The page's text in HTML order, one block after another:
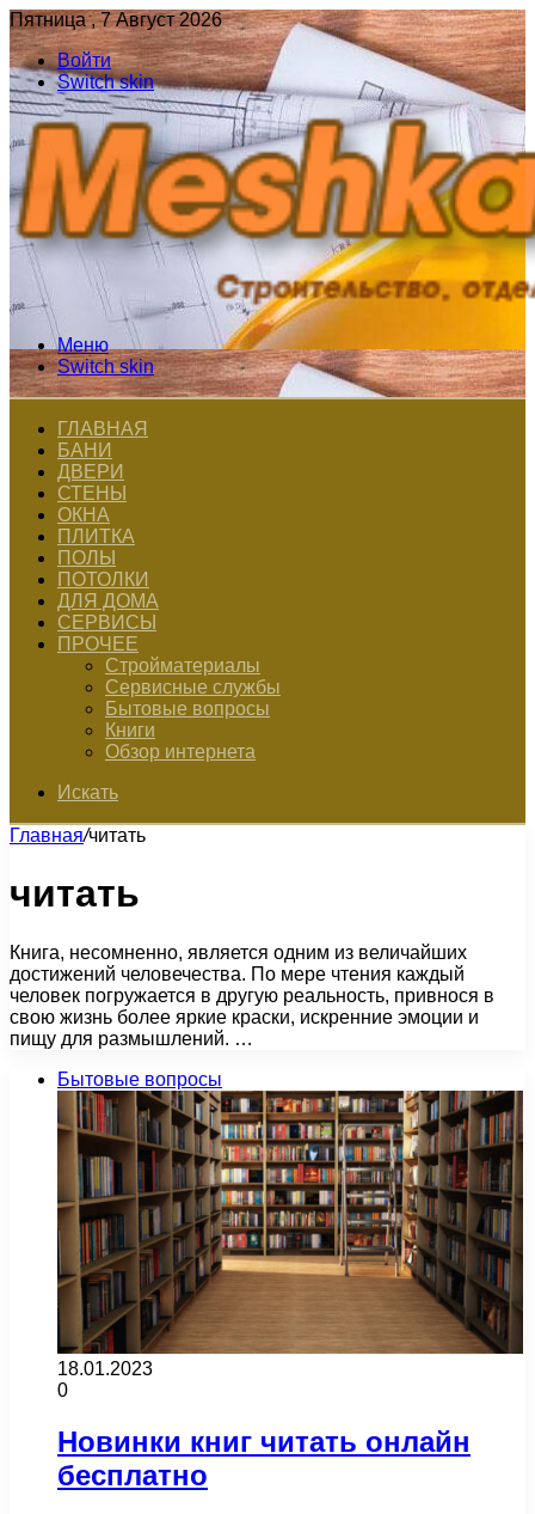
Пятница , 7 Август 2026
Войти
Switch skin
Меню
Switch skin
ГЛАВНАЯ
БАНИ
ДВЕРИ
СТЕНЫ
ОКНА
ПЛИТКА
ПОЛЫ
ПОТОЛКИ
ДЛЯ ДОМА
СЕРВИСЫ
ПРОЧЕЕ
Стройматериалы
Сервисные службы
Бытовые вопросы
Книги
Обзор интернета
Искать
Главная/читать
читать
Книга, несомненно, является одним из величайших
достижений человечества. По мере чтения каждый
человек погружается в другую реальность, привнося в
свою жизнь более яркие краски, искренние эмоции и
пищу для размышлений. …
Бытовые вопросы
18.01.2023
0
Новинки книг читать онлайн
бесплатно